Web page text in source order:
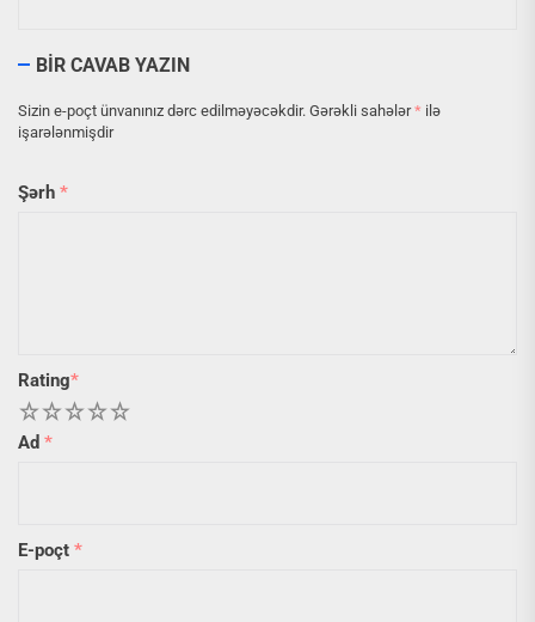
BIR CAVAB YAZIN
Sizin e-poçt ünvanınız dərc edilməyəcəkdir. Gərəkli sahələr* ilə
işarələnmişdir
Şərh *
Rating*
5
4
3
2
Ad *
E-poçt *